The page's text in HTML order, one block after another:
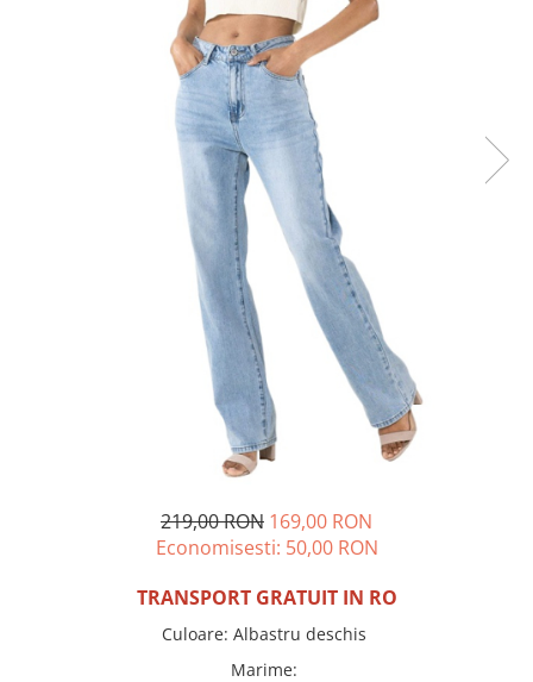
Incaltamine primavara-vara piele
Pulovere si cardigane
Incaltaminte toamna-iarna piele
219,00 RON 169,00 RON
Economisesti: 50,00 RON
TRANSPORT GRATUIT IN RO
Culoare: Albastru deschis
Marime: